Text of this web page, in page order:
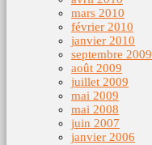
mars 2010
février 2010
janvier 2010
septembre 2009
août 2009
juillet 2009
mai 2009
mai 2008
juin 2007
janvier 2006